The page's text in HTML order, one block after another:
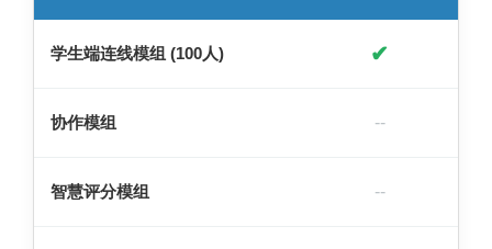
学生端连线模组 (100人) ✔
协作模组 --
智慧评分模组 --